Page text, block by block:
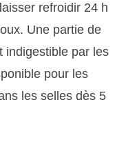
refroidir 24 h
Une partie de
indigestible par les
pour les
les selles dès 5